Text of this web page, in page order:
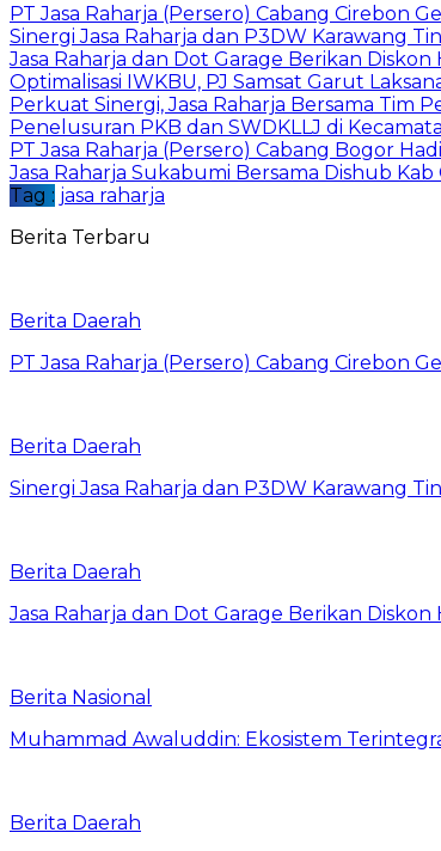
PT Jasa Raharja (Persero) Cabang Cirebon
Sinergi Jasa Raharja dan P3DW Karawang
Jasa Raharja dan Dot Garage Berikan
Optimalisasi IWKBU, PJ Samsat Garut
Perkuat Sinergi, Jasa Raharja Bersama Tim
Penelusuran PKB dan SWDKLLJ di
PT Jasa Raharja (Persero) Cabang Bogor
Jasa Raharja Sukabumi Bersama Dishub
Tag : jasa raharja
Berita Terbaru
Berita Daerah
PT Jasa Raharja (Persero) Cabang Cirebon
Berita Daerah
Sinergi Jasa Raharja dan P3DW Karawang
Berita Daerah
Jasa Raharja dan Dot Garage Berikan
Berita Nasional
Muhammad Awaluddin: Ekosistem
Berita Daerah